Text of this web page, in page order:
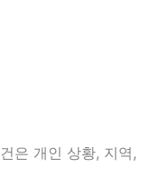
은 개인 상황, 지역,